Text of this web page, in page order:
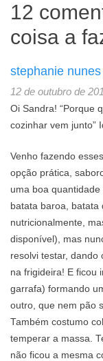
12
coisa a
stephanie nunes
12 de outubro de
Oi Sandra! “Porque
cozinhar vem junto”
Venho fazendo
opção prática,
uma boa
batata baroa, batata
nutricionalmente,
disponível), mas
resolvi testar, dando
na frigideira! E ficou
garrafa) formando
outro, que nem pão
Também costumo
temperar a massa.
não ficou a mesma